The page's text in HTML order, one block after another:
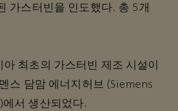
가스터빈을 인도했다. 총 5개
최초의 가스터빈 제조 시설이
스 담맘 에너지허브 (Siemens
서 생산되었다.